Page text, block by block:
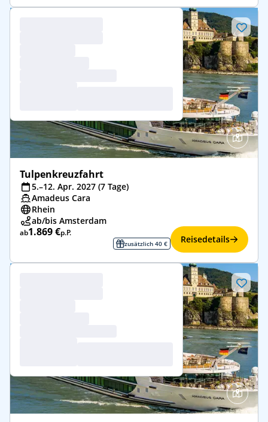
Tulpenkreuzfahrt
5.–12. Apr. 2027 (7 Tage)
Amadeus Cara
Rhein
ab/bis Amsterdam
ab1.869 €p.P.
zusätzlich 40 € Reisedetails